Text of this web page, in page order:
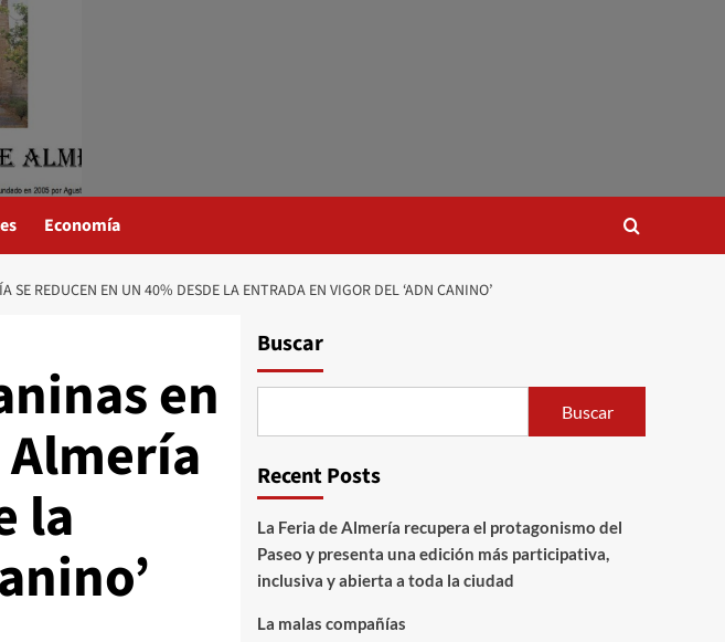
Economía
REDUCEN EN UN 40% DESDE LA ENTRADA EN VIGOR DEL ‘ADN CANINO’
en
la
Buscar
Buscar
Recent Posts
La Feria de Almería recupera el protagonismo del
Paseo y presenta una edición más participativa,
inclusiva y abierta a toda la ciudad
La malas compañías